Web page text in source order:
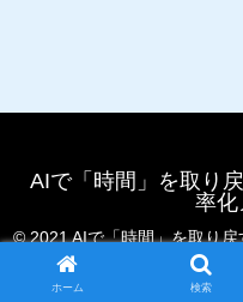
AIで「時間」を取り
率化
© 2021 AIで「時間」を取り
ホーム 検索